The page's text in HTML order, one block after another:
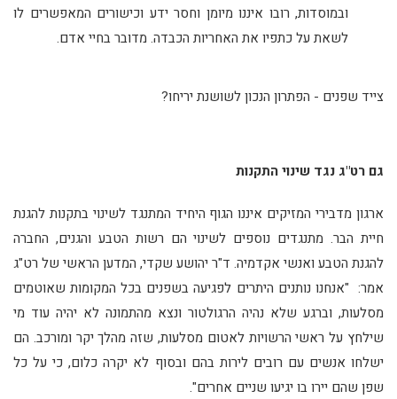
ובמוסדות, רובו איננו מיומן וחסר ידע וכישורים המאפשרים לו
לשאת על כתפיו את האחריות הכבדה. מדובר בחיי אדם.
צייד שפנים - הפתרון הנכון לשושנת יריחו?
גם רט"ג נגד שינוי התקנות
ארגון מדבירי המזיקים איננו הגוף היחיד המתנגד לשינוי בתקנות להגנת
חיית הבר. מתנגדים נוספים לשינוי הם רשות הטבע והגנים, החברה
להגנת הטבע ואנשי אקדמיה. ד"ר יהושע שקדי, המדען הראשי של רט"ג
אמר: "אנחנו נותנים היתרים לפגיעה בשפנים בכל המקומות שאוטמים
מסלעות, וברגע שלא נהיה הרגולטור ונצא מהתמונה לא יהיה עוד מי
שילחץ על ראשי הרשויות לאטום מסלעות, שזה מהלך יקר ומורכב. הם
ישלחו אנשים עם רובים לירות בהם ובסוף לא יקרה כלום, כי על כל
שפן שהם יירו בו יגיעו שניים אחרים".